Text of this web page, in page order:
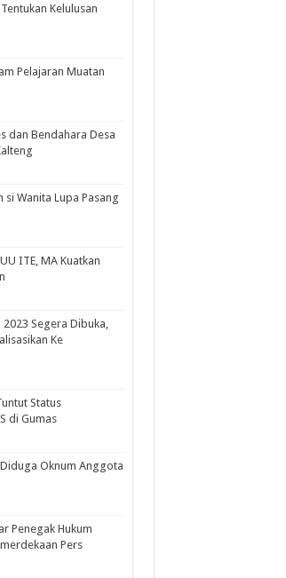
Kelulusan
Pelajaran Muatan
dan Bendahara Desa
si Wanita Lupa Pasang
ITE, MA Kuatkan
Segera Dibuka,
Ke
Status
di Gumas
Oknum Anggota
Penegak Hukum
Pers